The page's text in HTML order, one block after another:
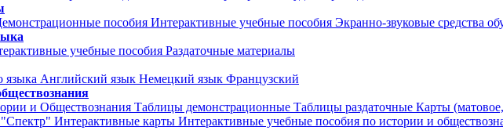
пособия Интерактивные учебные пособия Экранно-звуковые средства
учебные пособия Раздаточные материалы
языка Английский язык Немецкий язык Французский
и Обществознания Таблицы демонстрационные Таблицы раздаточные Карты
Интерактивные карты Интерактивные учебные пособия по истории и